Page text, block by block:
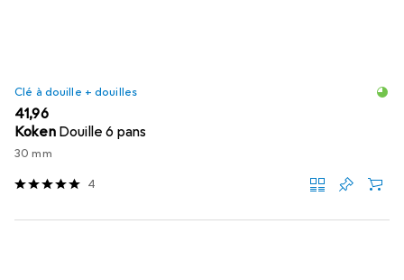
Clé à douille + douilles
EUR
41,96
Koken Douille 6 pans
30 mm
4